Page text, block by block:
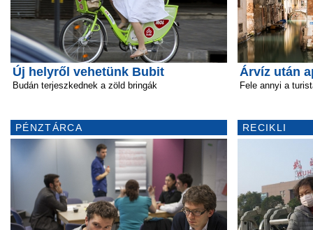
Új helyről vehetünk Bubit
Budán terjeszkednek a zöld bringák
PÉNZTÁRCA
Árvíz után
Fele annyi a
RECIKLI